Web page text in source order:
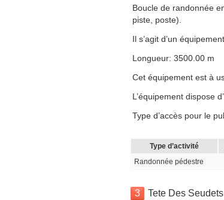
Boucle de randonnée
piste, poste).
Il s’agit d’un
Longueur: 3500.00 m
Cet équipement est à
L’équipement dispose
Type d’accès pour le
Type d’activité
Randonnée pédestre
3 Tete Des Seudets